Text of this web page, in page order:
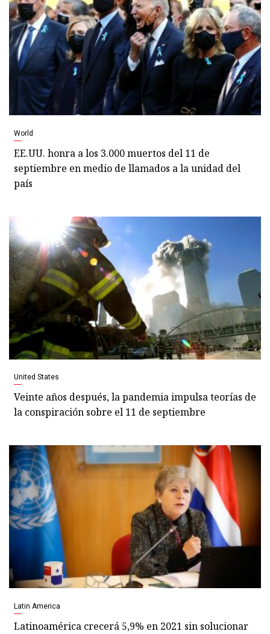
World
EE.UU. honra a los 3.000 muertos del 11 de
septiembre en medio de llamados a la unidad del
país
United States
Veinte años después, la pandemia impulsa teorías de
la conspiración sobre el 11 de septiembre
Latin America
Latinoamérica crecerá 5,9% en 2021 sin solucionar